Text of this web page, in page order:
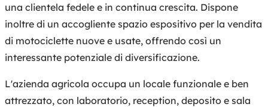
una clientela fedele e in continua crescita. Dispone
inoltre di un accogliente spazio espositivo per la vendita
di motociclette nuove e usate, offrendo così un
interessante potenziale di diversificazione.
L'azienda agricola occupa un locale funzionale e ben
attrezzato, con laboratorio, reception, deposito e sala